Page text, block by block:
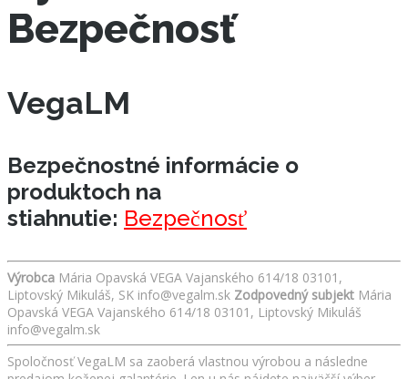
Bezpečnosť
VegaLM
Bezpečnostné informácie o
produktoch na
stiahnutie: Bezpečnosť
Výrobca Mária Opavská VEGA Vajanského 614/18 03101,
Liptovský Mikuláš, SK info@vegalm.sk Zodpovedný subjekt Mária
Opavská VEGA Vajanského 614/18 03101, Liptovský Mikuláš
info@vegalm.sk
Spoločnosť VegaLM sa zaoberá vlastnou výrobou a následne